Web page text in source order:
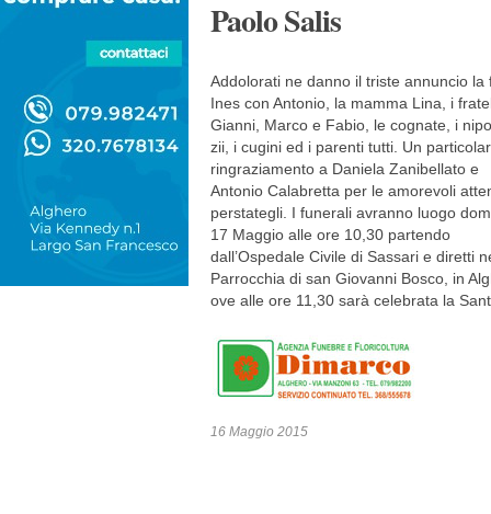
Paolo Salis
Addolorati ne danno il triste annuncio la
Ines con Antonio, la mamma Lina, i
Gianni, Marco e Fabio, le cognate, i
zii, i cugini ed i parenti tutti. Un
ringraziamento a Daniela Zanibellato e
Antonio Calabretta per le amorevoli
perstategli. I funerali avranno luogo
17 Maggio alle ore 10,30 partendo
dall’Ospedale Civile di Sassari e diretti
Parrocchia di san Giovanni Bosco, in
ove alle ore 11,30 sarà celebrata la
16 Maggio 2015